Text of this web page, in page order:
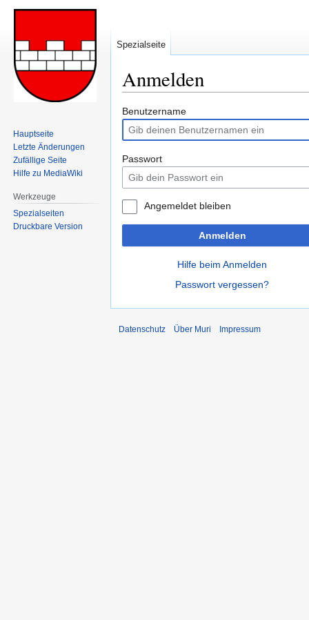
Anmelden
Zur
Navigation
springen
Zur
Suche
springen
Benutzername
Passwort
Angemeldet bleiben
Anmelden
Hilfe beim Anmelden
Passwort vergessen?
Spezialseite
Hauptseite
Letzte Änderungen
Zufällige Seite
Hilfe zu MediaWiki
Werkzeuge
Spezialseiten
Druckbare Version
Datenschutz Über Muri Impressum